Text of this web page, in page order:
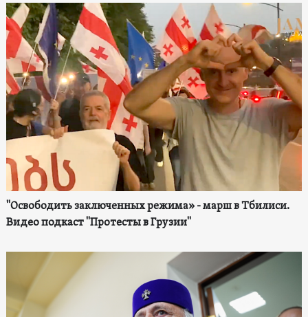
"Освободить заключенных режима» - марш в Тбилиси.
Видео подкаст "Протесты в Грузии"